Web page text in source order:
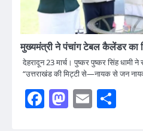
मुख्यमंत्री ने पंचांग टेबल कैलेंडर का
देहरादून 23 मार्च। पुष्कर पुष्कर सिंह धामी
“उत्तराखंड की मिट्टी से—नायक से जन
Facebook
Mastodon
Email